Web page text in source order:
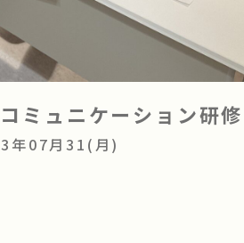
ミュニケーション研
年07月31(月)